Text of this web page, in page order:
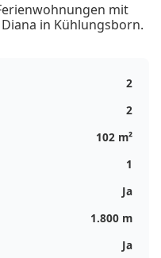
mit
in Kühlungsborn.
2
2
102 m²
1
Ja
1.800 m
Ja